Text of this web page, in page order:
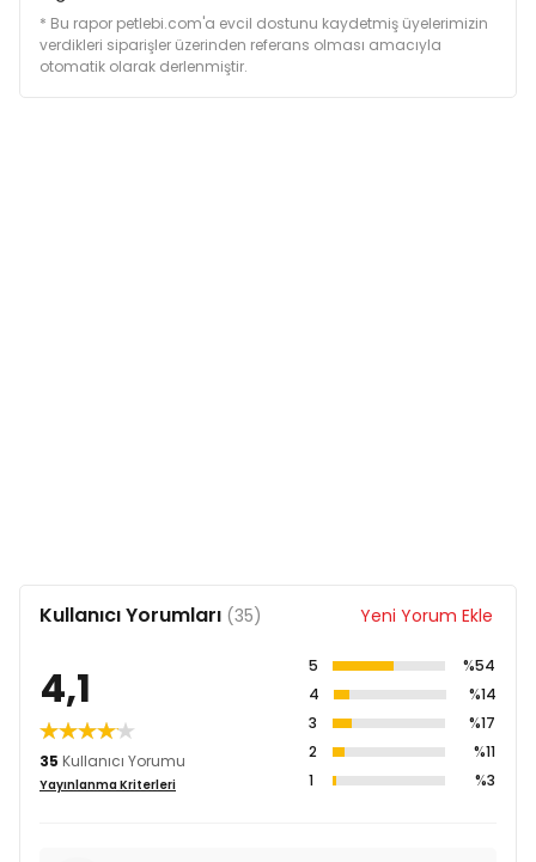
* Bu rapor petlebi.com'a evcil dostunu kaydetmiş üyelerimizin
verdikleri siparişler üzerinden referans olması amacıyla
otomatik olarak derlenmiştir.
Kullanıcı Yorumları (35) Yeni Yorum Ekle
4,1
35 Kullanıcı Yorumu
Yayınlanma Kriterleri
5
%54
4
%14
3
%17
2
%11
1
%3